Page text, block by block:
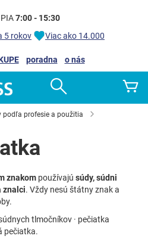
PIA7:00 - 15:30
5 rokov
Viac ako 14.000
poradna
o nás
podľa profesie a použitia
znakom používajú súdy, súdni
znalci. Vždy nesú štátny znak a
tlmočníkov · pečiatka
pečiatka.